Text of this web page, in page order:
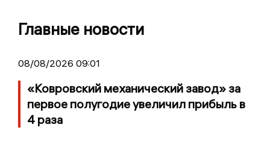
Главные новости
08/08/2026 09:01
«Ковровский механический завод» за
первое полугодие увеличил прибыль в
4 раза